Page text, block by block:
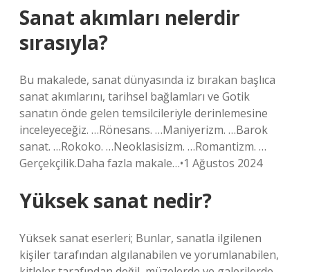
Sanat akımları nelerdir
sırasıyla?
Bu makalede, sanat dünyasında iz bırakan başlıca
sanat akımlarını, tarihsel bağlamları ve Gotik
sanatın önde gelen temsilcileriyle derinlemesine
inceleyeceğiz. …Rönesans. …Maniyerizm. …Barok
sanat. …Rokoko. …Neoklasisizm. …Romantizm. …
Gerçekçilik.Daha fazla makale…•1 Ağustos 2024
Yüksek sanat nedir?
Yüksek sanat eserleri; Bunlar, sanatla ilgilenen
kişiler tarafından algılanabilen ve yorumlanabilen,